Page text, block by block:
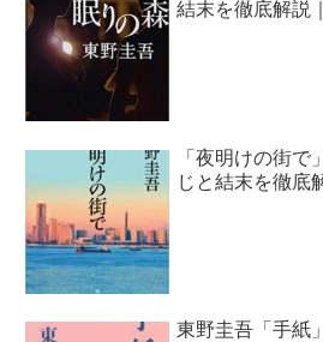
結末を徹底解説
「夜明けの街で
じと結末を徹底
東野圭吾「手紙